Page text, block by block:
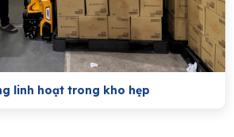
linh hoạt trong kho hẹp